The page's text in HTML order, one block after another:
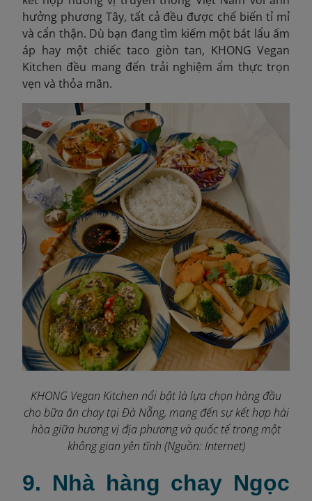
hưởng phương Tây, tất cả đều được chế biến tỉ mỉ
và cẩn thận. Dù bạn đang tìm kiếm một bát lẩu ấm
áp hay một chiếc taco giòn tan, KHONG Vegan
Kitchen đều mang đến trải nghiệm ẩm thực trọn
vẹn và thỏa mãn.
KHONG Vegan Kitchen nổi bật là lựa chọn hàng đầu
cho bữa ăn chay tại Đà Nẵng, mang đến sự kết hợp hài
hòa giữa hương vị địa phương và quốc tế trong một
không gian yên tĩnh (Nguồn: Internet)
9. Nhà hàng chay Ngọc